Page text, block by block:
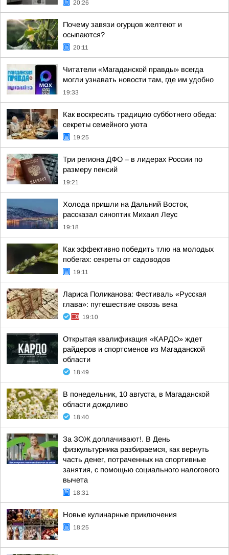
20:26
Почему завязи огурцов желтеют и
осыпаются?
20:11
Читатели «Магаданской правды» всегда
могли узнавать новости там, где им удобно
19:33
Как воскресить традицию субботнего обеда:
секреты семейного уюта
19:25
Три региона ДФО – в лидерах России по
размеру пенсий
19:21
Холода пришли на Дальний Восток,
рассказал синоптик Михаил Леус
19:18
Как эффективно победить тлю на молодых
побегах: секреты от садоводов
19:11
Лариса Поликанова: Фестиваль «Русская
глава»: путешествие сквозь века
19:10
Открытая квалификация «КАРДО» ждет
райдеров и спортсменов из Магаданской
области
18:49
В понедельник, 10 августа, в Магаданской
области дождливо
18:40
За ЗОЖ доплачивают!. В День
физкультурника разбираемся, как вернуть
часть денег, потраченных на спортивные
занятия, с помощью социального налогового
вычета
18:31
Новые кулинарные приключения
18:25